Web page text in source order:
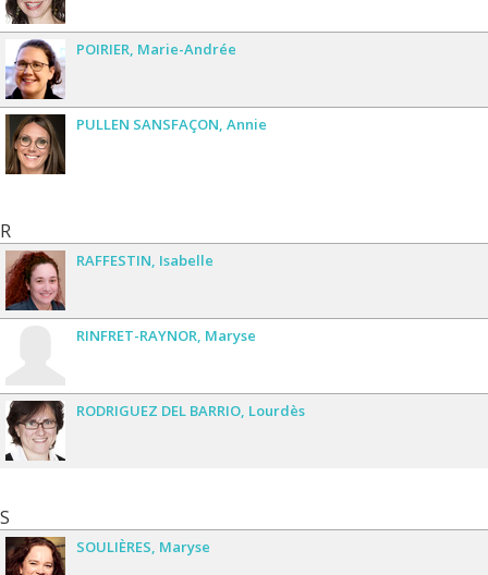
POIRIER Marie-Andrée
PULLEN SANSFAÇON Annie
R
RAFFESTIN Isabelle
RINFRET-RAYNOR Maryse
RODRIGUEZ DEL BARRIO Lourdès
S
SOULIÈRES Maryse